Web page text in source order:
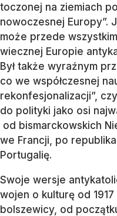
toczonej na ziemiach
nowoczesnej Europy”.
może przede
wiecznej Europie
Był także wyraźnym
co we współczesnej
rekonfesjonalizacji”,
do polityki jako osi
od bismarckowskich
we Francji, po
Portugalię.
Swoje wersje
wojen o kulturę od
bolszewicy, od